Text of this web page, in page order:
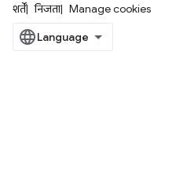
शर्तें निजता Manage cookies